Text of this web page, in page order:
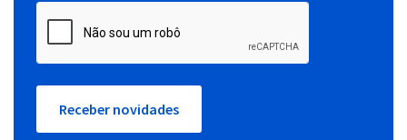
Receber novidades